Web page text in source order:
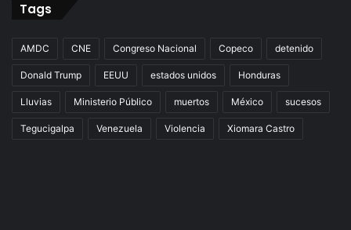
Tags
AMDC CNE Congreso Nacional Copeco detenido
Donald Trump EEUU estados unidos Honduras
Lluvias Ministerio Público muertos México sucesos
Tegucigalpa Venezuela Violencia Xiomara Castro